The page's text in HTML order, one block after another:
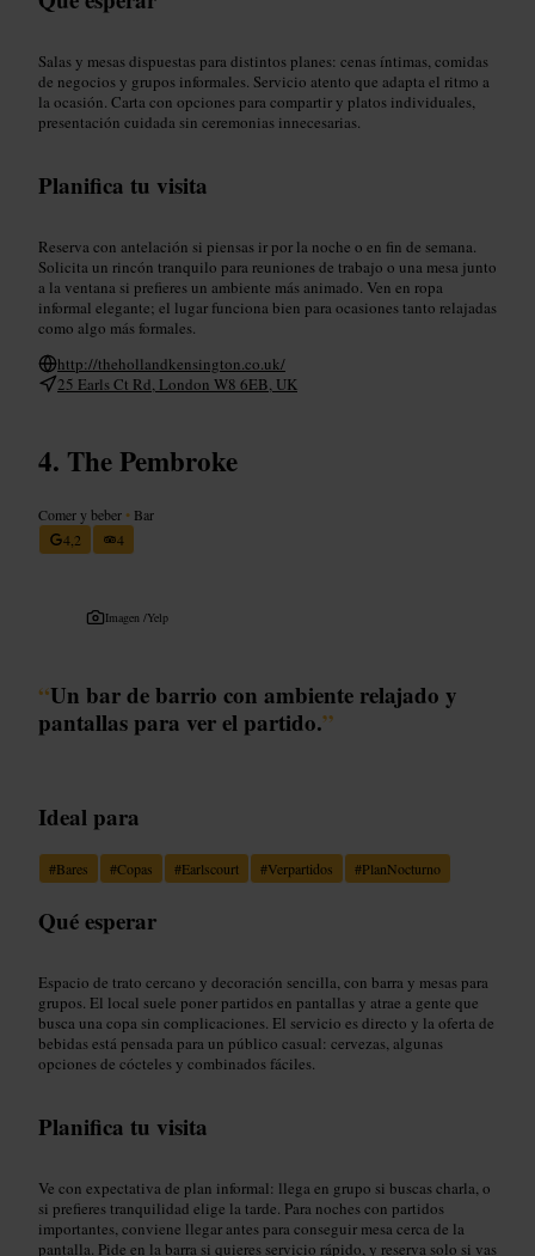
Salas y mesas dispuestas para distintos planes: cenas íntimas, comidas
de negocios y grupos informales. Servicio atento que adapta el ritmo a
la ocasión. Carta con opciones para compartir y platos individuales,
presentación cuidada sin ceremonias innecesarias.
Planifica tu visita
Reserva con antelación si piensas ir por la noche o en fin de semana.
Solicita un rincón tranquilo para reuniones de trabajo o una mesa junto
a la ventana si prefieres un ambiente más animado. Ven en ropa
informal elegante; el lugar funciona bien para ocasiones tanto relajadas
como algo más formales.
http://thehollandkensington.co.uk/
25 Earls Ct Rd, London W8 6EB, UK
The Pembroke
Comer y beber • Bar
4,2
4
Imagen /Yelp
“Un bar de barrio con ambiente relajado y
pantallas para ver el partido.”
Ideal para
#Bares #Copas #Earlscourt #Verpartidos #PlanNocturno
Qué esperar
Espacio de trato cercano y decoración sencilla, con barra y mesas para
grupos. El local suele poner partidos en pantallas y atrae a gente que
busca una copa sin complicaciones. El servicio es directo y la oferta de
bebidas está pensada para un público casual: cervezas, algunas
opciones de cócteles y combinados fáciles.
Planifica tu visita
Ve con expectativa de plan informal: llega en grupo si buscas charla, o
si prefieres tranquilidad elige la tarde. Para noches con partidos
importantes, conviene llegar antes para conseguir mesa cerca de la
pantalla. Pide en la barra si quieres servicio rápido, y reserva solo si vas